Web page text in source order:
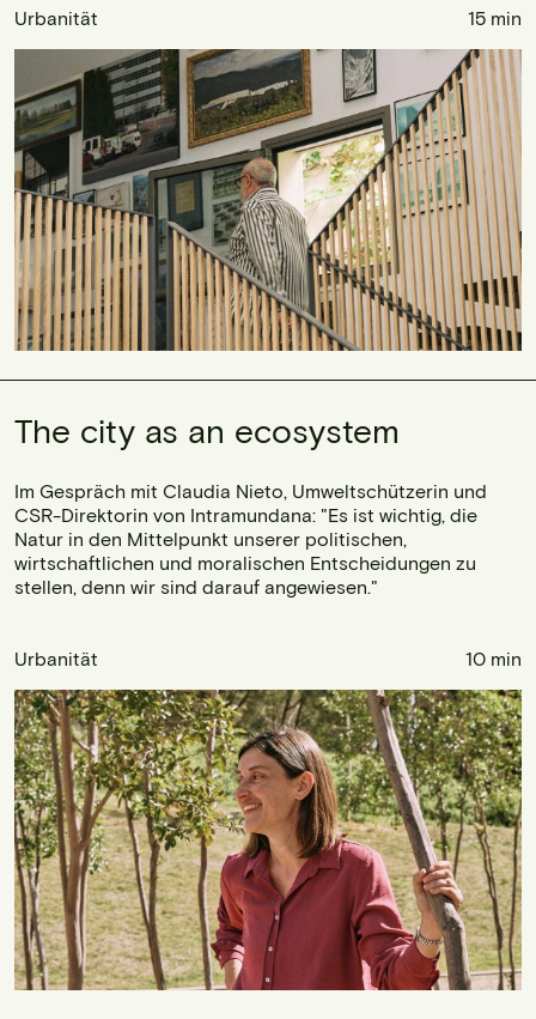
Urbanität 15 min
The city as an ecosystem
Im Gespräch mit Claudia Nieto, Umweltschützerin und
CSR-Direktorin von Intramundana: "Es ist wichtig, die
Natur in den Mittelpunkt unserer politischen,
wirtschaftlichen und moralischen Entscheidungen zu
stellen, denn wir sind darauf angewiesen."
Urbanität 10 min